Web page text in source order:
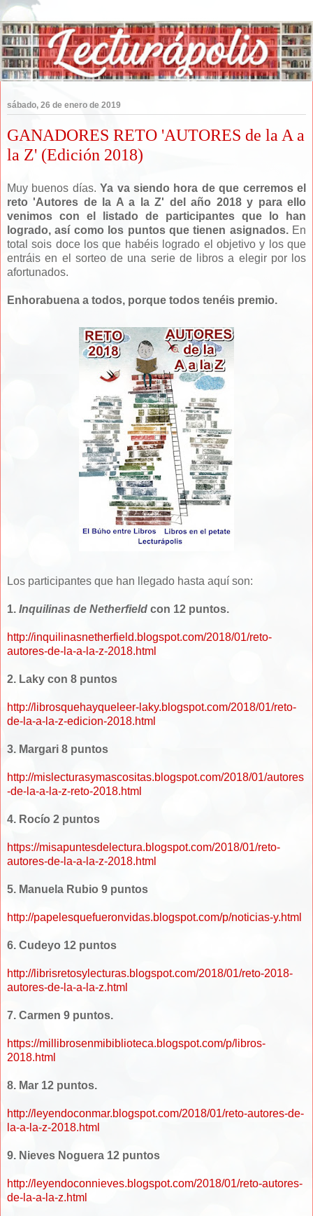
sábado, 26 de enero de 2019
GANADORES RETO 'AUTORES de la A a
la Z' (Edición 2018)
Muy buenos días.Ya va siendo hora de que cerremos el
reto 'Autores de la A a la Z' del año 2018 y para ello
venimos con el listado de participantes que lo han
logrado, así como los puntos que tienen asignados.En
total sois doce los que habéis logrado el objetivo y los que
entráis en el sorteo de una serie de libros a elegir por los
afortunados.
Enhorabuena a todos, porque todos tenéis premio.
Los participantes que han llegado hasta aquí son:
1. Inquilinas de Netherfield con 12 puntos.
http://inquilinasnetherfield.blogspot.com/2018/01/reto-
autores-de-la-a-la-z-2018.html
2. Laky con 8 puntos
http://librosquehayqueleer-laky.blogspot.com/2018/01/reto-
de-la-a-la-z-edicion-2018.html
3. Margari 8 puntos
http://mislecturasymascositas.blogspot.com/2018/01/autores
-de-la-a-la-z-reto-2018.html
4. Rocío 2 puntos
https://misapuntesdelectura.blogspot.com/2018/01/reto-
autores-de-la-a-la-z-2018.html
5. Manuela Rubio 9 puntos
http://papelesquefueronvidas.blogspot.com/p/noticias-y.html
6. Cudeyo 12 puntos
http://librisretosylecturas.blogspot.com/2018/01/reto-2018-
autores-de-la-a-la-z.html
7. Carmen 9 puntos.
https://millibrosenmibiblioteca.blogspot.com/p/libros-
2018.html
8. Mar 12 puntos.
http://leyendoconmar.blogspot.com/2018/01/reto-autores-de-
la-a-la-z-2018.html
9. Nieves Noguera 12 puntos
http://leyendoconnieves.blogspot.com/2018/01/reto-autores-
de-la-a-la-z.html